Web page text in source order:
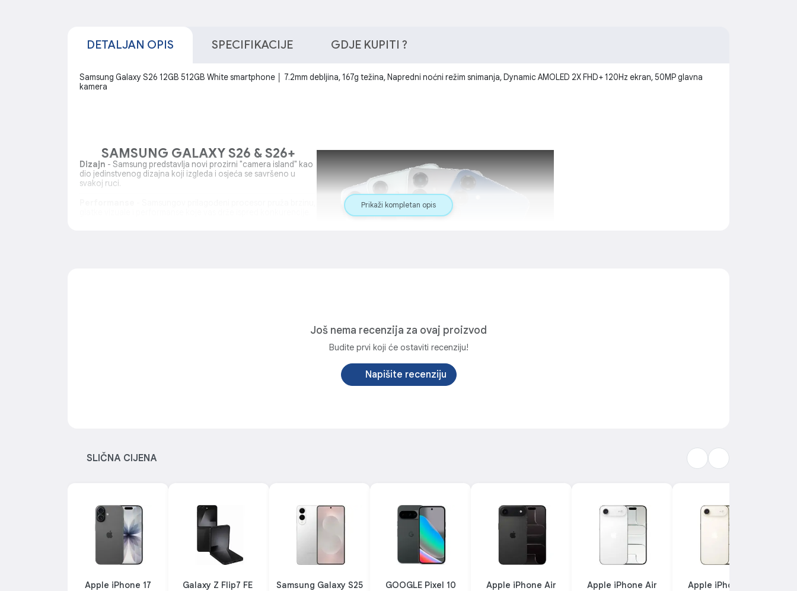
DETALJAN OPIS SPECIFIKACIJE GDJE KUPITI ?
Samsung Galaxy S26 12GB 512GB White smartphone │ 7.2mm debljina, 167g težina, Napredni noćni režim snimanja, Dynamic AMOLED 2X FHD+ 120Hz ekran, 50MP glavna
kamera
SAMSUNG GALAXY S26 & S26+
Dizajn - Samsung predstavlja novi prozirni "camera island" kao
dio jedinstvenog dizajna koji izgleda i osjeća se savršeno u
svakoj ruci.
Prikaži kompletan opis
Još nema recenzija za ovaj proizvod
Budite prvi koji će ostaviti recenziju!
Napišite recenziju
SLIČNA CIJENA
Apple iPhone 17
Galaxy Z Flip7 FE
Samsung Galaxy S25
GOOGLE Pixel 10
Apple iPhone Air
Apple iPhone Air
Apple iPhone Air